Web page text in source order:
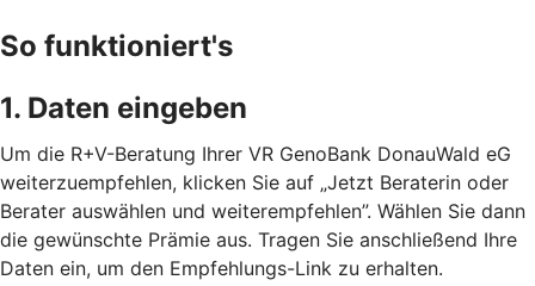
So funktioniert's
1. Daten eingeben
Um die R+V-Beratung Ihrer VR GenoBank DonauWald eG
weiterzuempfehlen, klicken Sie auf „Jetzt Beraterin oder
Berater auswählen und weiterempfehlen”. Wählen Sie dann
die gewünschte Prämie aus. Tragen Sie anschließend Ihre
Daten ein, um den Empfehlungs-Link zu erhalten.